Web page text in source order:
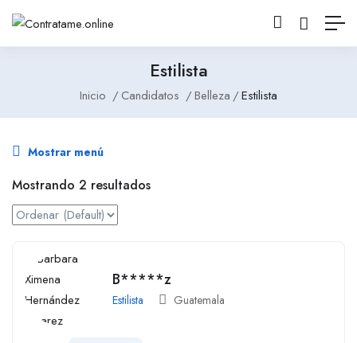
Estilista
Inicio Candidatos Belleza Estilista
Mostrar menú
Mostrando 2 resultados
B*****z
Estilista Guatemala